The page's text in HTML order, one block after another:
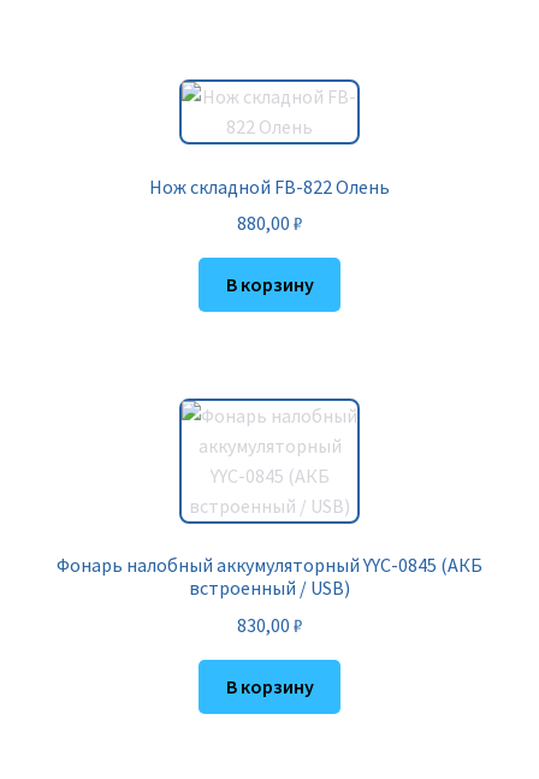
Нож складной FB-822 Олень
880,00 ₽
В корзину
Фонарь налобный аккумуляторный YYC-0845 (АКБ
встроенный / USB)
830,00 ₽
В корзину